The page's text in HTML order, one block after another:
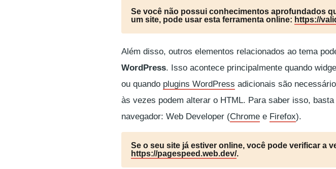
Se você não possui conhecimentos aprofundados
um site, pode usar esta ferramenta online: https://
Além disso, outros elementos relacionados ao tema
WordPress. Isso acontece principalmente quando
ou quando plugins WordPress adicionais são
às vezes podem alterar o HTML. Para saber isso,
navegador: Web Developer (Chrome e Firefox).
Se o seu site já estiver online, você pode verificar a
https://pagespeed.web.dev/.